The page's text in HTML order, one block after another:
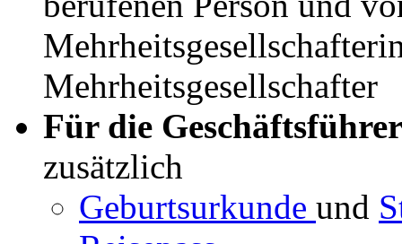
Mehrheitsgesellschafter
Für die
zusätzlich
Geburtsurkunde und